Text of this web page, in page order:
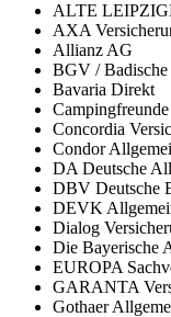
ALTE
AXA
Allianz AG
BGV / Badische
Bavaria Direkt
Concordia
Condor
DA Deutsche
DBV Deutsche
DEVK
Dialog
Die Bayerische
EUROPA
GARANTA
Gothaer